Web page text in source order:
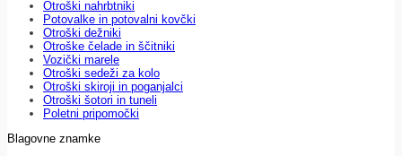
Otroški nahrbtniki
Potovalke in potovalni kovčki
Otroški dežniki
Otroške čelade in ščitniki
Vozički marele
Otroški sedeži za kolo
Otroški skiroji in poganjalci
Otroški šotori in tuneli
Poletni pripomočki
Blagovne znamke